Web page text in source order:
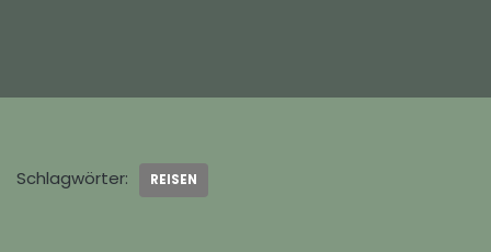
Schlagwörter: REISEN